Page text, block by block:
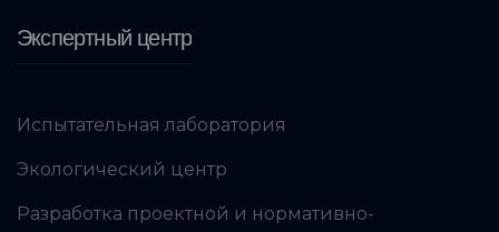
Экспертный центр
Испытательная лаборатория
Экологический центр
Разработка проектной и нормативно-